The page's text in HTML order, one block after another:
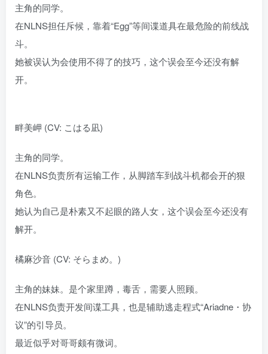
主角的同学。
在NLNS担任斥候，靠着“Egg”等间谍道具在最危险的前线战
斗。
她被误认为会使用不得了的技巧，这个误会至今还没有解
开。
畔美岬 (CV: こはる凪)
主角的同学。
在NLNS负责所有运输工作，从脚踏车到战斗机都会开的狠
角色。
她认为自己是朴素又不起眼的路人女，这个误会至今还没有
解开。
橘麻沙音 (CV: そらまめ。)
主角的妹妹。是个家里蹲，毒舌，需要人照顾。
在NLNS负责开发间谍工具，也是辅助逃走程式“Ariadne・协
议”的引导员。
最近似乎对哥哥颇有微词。